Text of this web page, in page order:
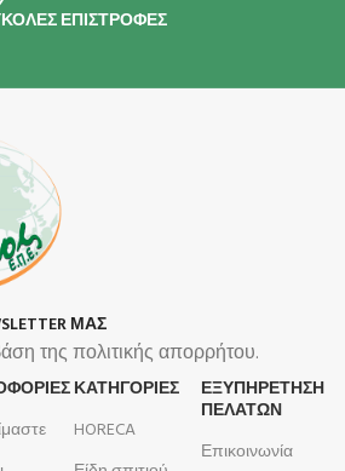
ΕΠΙΣΤΡΟΦΕΣ
ΜΑΣ
της πολιτικής απορρήτου.
ΚΑΤΗΓΟΡΙΕΣ
HORECA
ΕΞΥΠΗΡΕΤΗΣΗ
ΠΕΛΑΤΩΝ
Επικοινωνία